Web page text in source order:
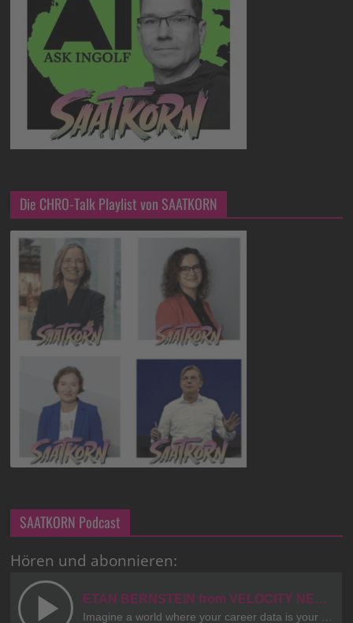
Die CHRO-Talk Playlist von SAATKORN
SAATKORN Podcast
Hören und abonnieren: